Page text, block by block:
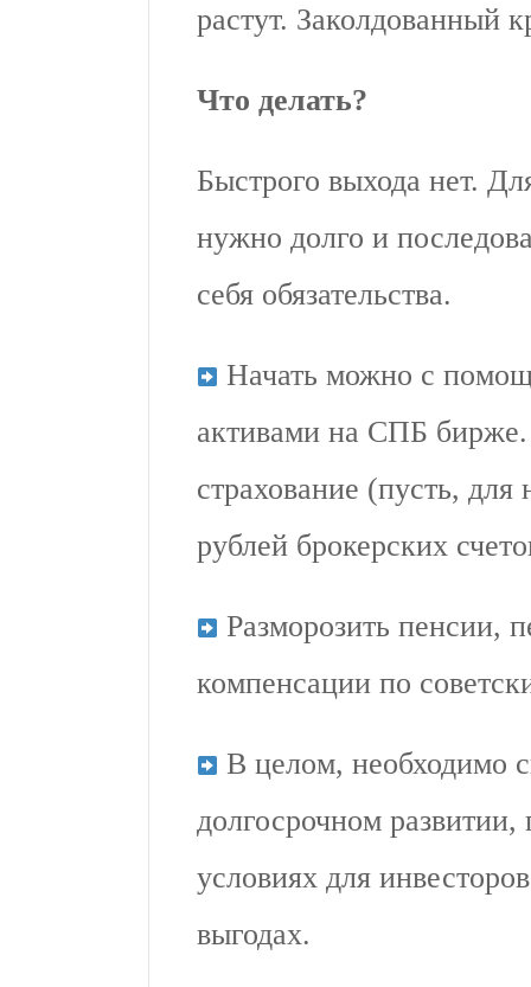
растут. Заколдованный
Что делать?
Быстрого выхода нет.
нужно долго и
себя обязательства.
Начать можно с
активами на СПБ бирже.
страхование (пусть,
рублей брокерских
Разморозить пенсии,
компенсации по
В целом, необходимо
долгосрочном
условиях для
выгодах.